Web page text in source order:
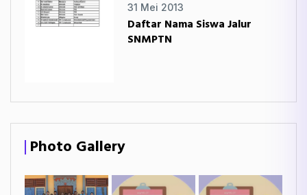
31 Mei 2013
Daftar Nama Siswa Jalur
SNMPTN
Photo Gallery